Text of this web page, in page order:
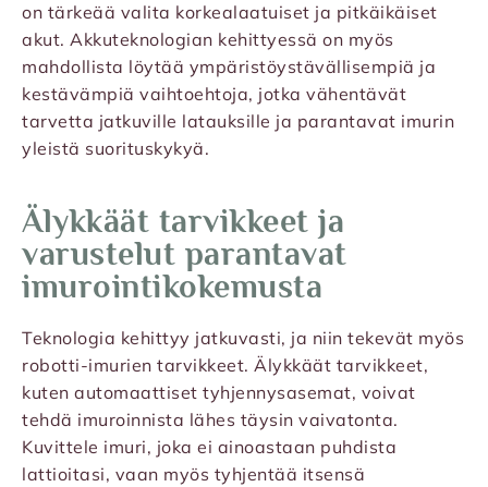
on tärkeää valita korkealaatuiset ja pitkäikäiset
akut. Akkuteknologian kehittyessä on myös
mahdollista löytää ympäristöystävällisempiä ja
kestävämpiä vaihtoehtoja, jotka vähentävät
tarvetta jatkuville latauksille ja parantavat imurin
yleistä suorituskykyä.
Älykkäät tarvikkeet ja
varustelut parantavat
imurointikokemusta
Teknologia kehittyy jatkuvasti, ja niin tekevät myös
robotti-imurien tarvikkeet. Älykkäät tarvikkeet,
kuten automaattiset tyhjennysasemat, voivat
tehdä imuroinnista lähes täysin vaivatonta.
Kuvittele imuri, joka ei ainoastaan puhdista
lattioitasi, vaan myös tyhjentää itsensä